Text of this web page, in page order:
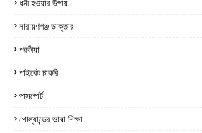
ধনী হওয়ার উপায়
নারায়ণগঞ্জ ডাক্তার
পরকীয়া
পাইবেট চাকরি
পাসপোর্ট
পোল্যান্ডের ভাষা শিক্ষা